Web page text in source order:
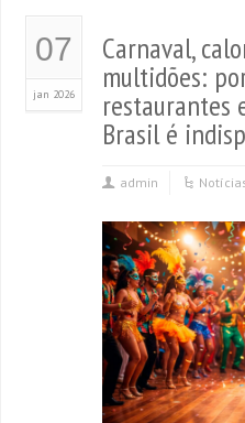
07
jan 2026
Carnaval,
multidões:
restaurantes
Brasil é
admin